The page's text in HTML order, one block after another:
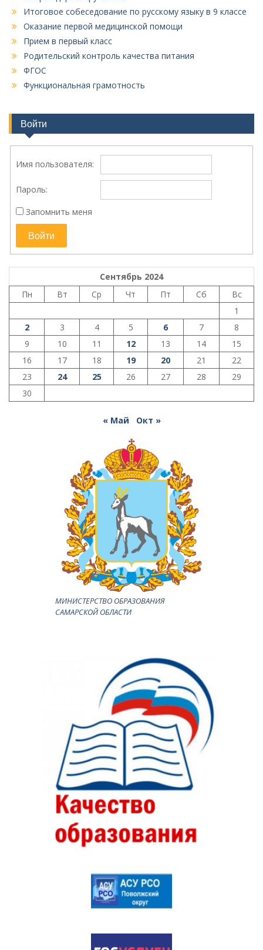
Итоговое собеседование по русскому языку в 9 классе
Оказание первой медицинской помощи
Прием в первый класс
Родительский контроль качества питания
ФГОС
Функциональная грамотность
Войти
Имя пользователя:
Пароль:
Запомнить меня
Войти
Сентябрь 2024
Пн
Вт Ср Чт Пт Сб
Вс
1
2
3 4 5 6 7
8
9
10 11 12 13 14
15
16
17 18 19 20 21
22
23
24 25 26 27 28
29
30
« Май Окт »
МИНИСТЕРСТВО ОБРАЗОВАНИЯ
САМАРСКОЙ ОБЛАСТИ